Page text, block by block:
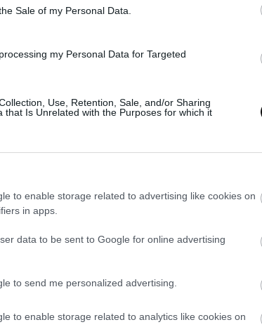
Sale of my Personal Data.
my Personal Data for Targeted
Use, Retention, Sale, and/or Sharing
that Is Unrelated with the Purposes for which it
to enable storage related to advertising like cookies on
in apps.
data to be sent to Google for online advertising
to send me personalized advertising.
to enable storage related to analytics like cookies on